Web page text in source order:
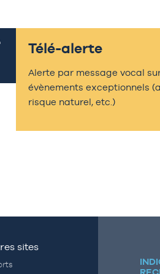
Télé-alerte
Alerte par message vocal
évènements exceptionnels
risque naturel, etc.)
sites